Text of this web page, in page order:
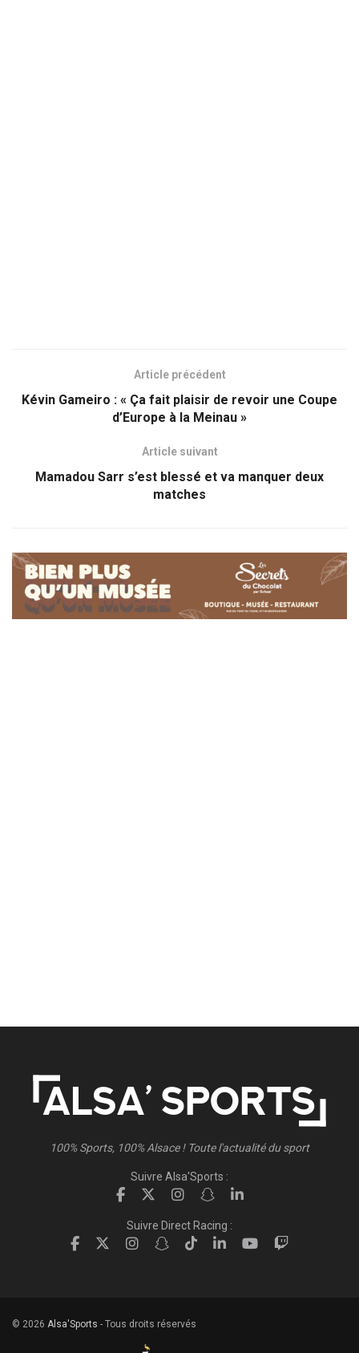
Article précédent
Kévin Gameiro : « Ça fait plaisir de revoir une Coupe
d’Europe à la Meinau »
Article suivant
Mamadou Sarr s’est blessé et va manquer deux
matches
100% Sports, 100% Alsace ! Toute l'actualité du sport
Suivre Alsa'Sports :
Suivre Direct Racing :
© 2026 Alsa'Sports - Tous droits réservés